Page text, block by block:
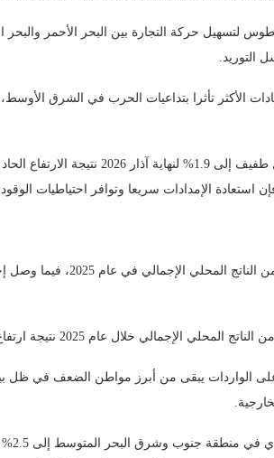
لتسهيل حركة التجارة بين البحر الأحمر
التوريد.
الأكثر تأثرا بتداعيات الحرب في الشرق
وأشار التقرير إلى أن
استعادة الإمدادات سريعا وتوافر احتياطيات
على الواردات يبقى من أبرز مواطن الضعف في ظل